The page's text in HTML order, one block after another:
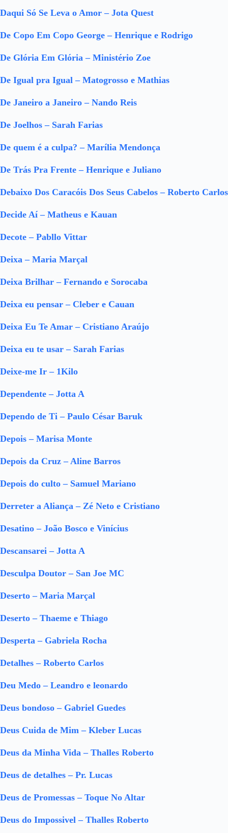
Daqui Só Se Leva o Amor – Jota Quest
De Copo Em Copo George – Henrique e Rodrigo
De Glória Em Glória – Ministério Zoe
De Igual pra Igual – Matogrosso e Mathias
De Janeiro a Janeiro – Nando Reis
De Joelhos – Sarah Farias
De quem é a culpa? – Marília Mendonça
De Trás Pra Frente – Henrique e Juliano
Debaixo Dos Caracóis Dos Seus Cabelos – Roberto Carlos
Decide Aí – Matheus e Kauan
Decote – Pabllo Vittar
Deixa – Maria Marçal
Deixa Brilhar – Fernando e Sorocaba
Deixa eu pensar – Cleber e Cauan
Deixa Eu Te Amar – Cristiano Araújo
Deixa eu te usar – Sarah Farias
Deixe-me Ir – 1Kilo
Dependente – Jotta A
Dependo de Ti – Paulo César Baruk
Depois – Marisa Monte
Depois da Cruz – Aline Barros
Depois do culto – Samuel Mariano
Derreter a Aliança – Zé Neto e Cristiano
Desatino – João Bosco e Vinícius
Descansarei – Jotta A
Desculpa Doutor – San Joe MC
Deserto – Maria Marçal
Deserto – Thaeme e Thiago
Desperta – Gabriela Rocha
Detalhes – Roberto Carlos
Deu Medo – Leandro e leonardo
Deus bondoso – Gabriel Guedes
Deus Cuida de Mim – Kleber Lucas
Deus da Minha Vida – Thalles Roberto
Deus de detalhes – Pr. Lucas
Deus de Promessas – Toque No Altar
Deus do Impossivel – Thalles Roberto